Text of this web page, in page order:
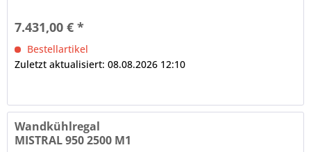
7.431,00 € *
Bestellartikel
Zuletzt aktualisiert: 08.08.2026 12:10
Wandkühlregal
MISTRAL 950 2500 M1